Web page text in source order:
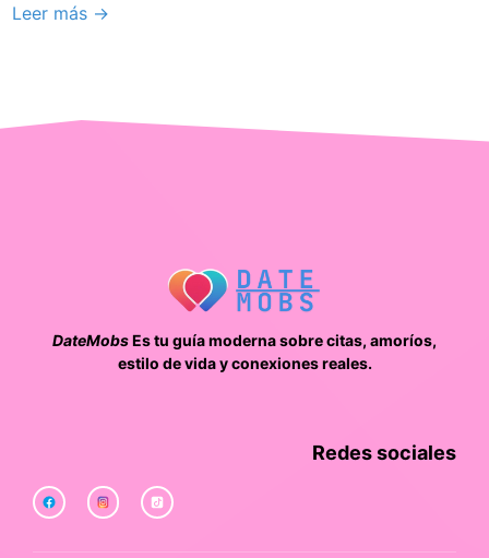
Leer más →
DateMobsEs tu guía moderna sobre citas, amoríos,
estilo de vida y conexiones reales.
Redes sociales